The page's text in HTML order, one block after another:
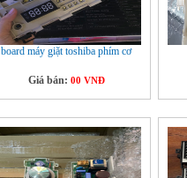
board máy giặt toshiba phím cơ
Giá bán: 00 VNĐ